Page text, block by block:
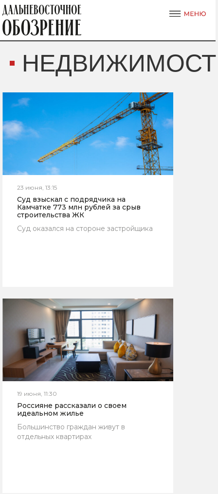
23 июня, 13:15
Суд взыскал с подрядчика на
Камчатке 773 млн рублей за срыв
строительства ЖК
Суд оказался на стороне застройщика
19 июня, 11:30
Россияне рассказали о своем
идеальном жилье
Большинство граждан живут в
отдельных квартирах